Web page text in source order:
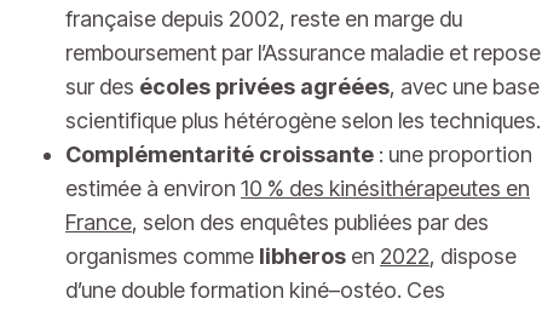
française depuis 2002, reste en marge du
remboursement par l’Assurance maladie et repose
sur des écoles privées agréées, avec une base
scientifique plus hétérogène selon les techniques.
Complémentarité croissante : une proportion
estimée à environ 10 % des kinésithérapeutes en
France, selon des enquêtes publiées par des
organismes comme libheros en 2022, dispose
d’une double formation kiné–ostéo. Ces